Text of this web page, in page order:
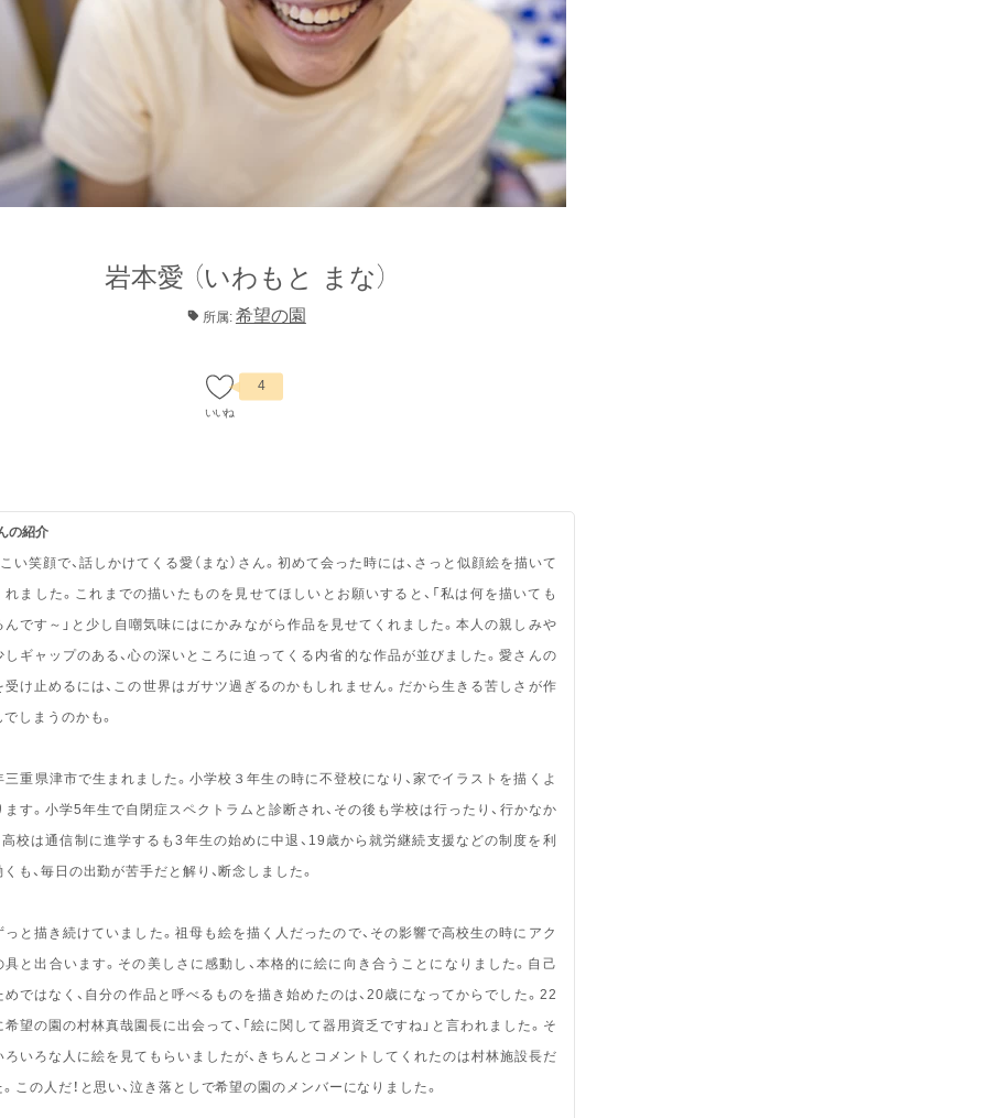
岩本愛 （いわもと まな）
所属: 希望の園
4
の紹介
笑顔で、話しかけてくる愛（まな）さん。初めて会った時には、さっと似顔絵を描いて
れました。これまでの描いたものを見せてほしいとお願いすると、「私は何を描いても
んです～」と少し自嘲気味にはにかみながら作品を見せてくれました。本人の親しみや
しギャップのある、心の深いところに迫ってくる内省的な作品が並びました。愛さんの
受け止めるには、この世界はガサツ過ぎるのかもしれません。だから生きる苦しさが作
しまうのかも。
重県津市で生まれました。小学校３年生の時に不登校になり、家でイラストを描くよ
ます。小学5年生で自閉症スペクトラムと診断され、その後も学校は行ったり、行かなか
高校は通信制に進学するも3年生の始めに中退、19歳から就労継続支援などの制度を利
も、毎日の出勤が苦手だと解り、断念しました。
と描き続けていました。祖母も絵を描く人だったので、その影響で高校生の時にアク
具と出合います。その美しさに感動し、本格的に絵に向き合うことになりました。自己
めではなく、自分の作品と呼べるものを描き始めたのは、20歳になってからでした。22
望の園の村林真哉園長に出会って、「絵に関して器用資乏ですね」と言われました。そ
ろいろな人に絵を見てもらいましたが、きちんとコメントしてくれたのは村林施設長だ
この人だ！と思い、泣き落としで希望の園のメンバーになりました。